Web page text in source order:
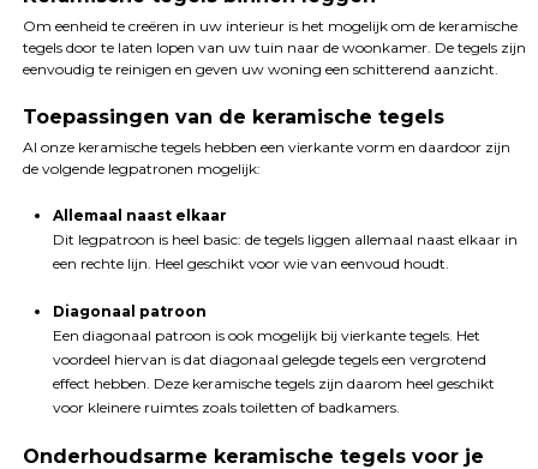
Om eenheid te creëren in uw interieur is het mogelijk om de keramische
tegels door te laten lopen van uw tuin naar de woonkamer. De tegels zijn
eenvoudig te reinigen en geven uw woning een schitterend aanzicht.
Toepassingen van de keramische tegels
Al onze keramische tegels hebben een vierkante vorm en daardoor zijn
de volgende legpatronen mogelijk:
Allemaal naast elkaar
Dit legpatroon is heel basic: de tegels liggen allemaal naast elkaar in
een rechte lijn. Heel geschikt voor wie van eenvoud houdt.
Diagonaal patroon
Een diagonaal patroon is ook mogelijk bij vierkante tegels. Het
voordeel hiervan is dat diagonaal gelegde tegels een vergrotend
effect hebben. Deze keramische tegels zijn daarom heel geschikt
voor kleinere ruimtes zoals toiletten of badkamers.
Onderhoudsarme keramische tegels voor je